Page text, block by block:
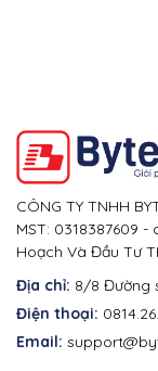
CÔNG TY TNHH
MST: 0318387609
Hoạch Và Đầu Tư
Địa chỉ: 8/8 Đường
Điện thoại:
Email: